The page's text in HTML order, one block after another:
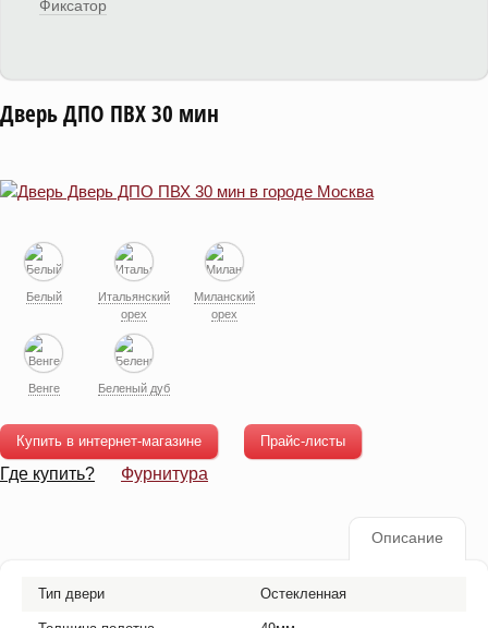
Фиксатор
Дверь ДПО ПВХ 30 мин
Белый
Итальянский
орех
Миланский
орех
Венге Беленый дуб
Купить в интернет-магазине Прайс-листы
Где купить? Фурнитура
Описание
Тип двери Остекленная